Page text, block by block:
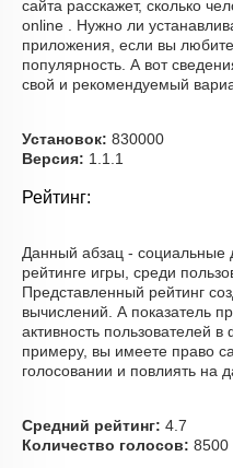
сайта расскажет, сколько
online . Нужно ли
приложения, если вы
популярность. А вот
свой и рекомендуемый
Установок: 830000
Версия: 1.1.1
Рейтинг:
Данный абзац -
рейтинге игры, среди
Представленный рейтинг
вычислений. А показатель
активность пользователей
примеру, вы имеете право
голосовании и повлиять на
Средний рейтинг: 4.7
Количество голосов: 8500